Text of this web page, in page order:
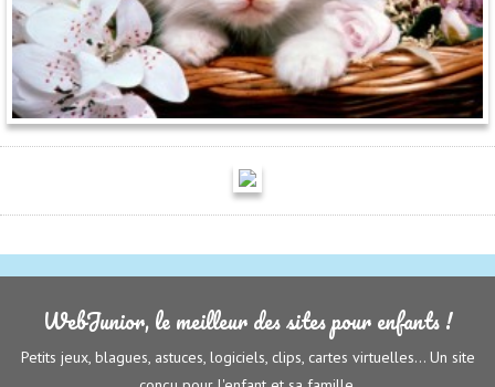
WebJunior, le meilleur des sites pour enfants !
Petits jeux, blagues, astuces, logiciels, clips, cartes virtuelles... Un site